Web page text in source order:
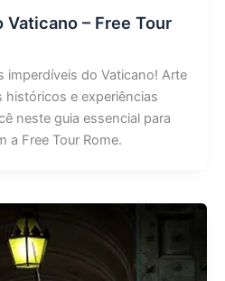
Vaticano – Free Tour
imperdíveis do Vaticano! Arte
e experiências
neste guia essencial para
a Free Tour Rome.